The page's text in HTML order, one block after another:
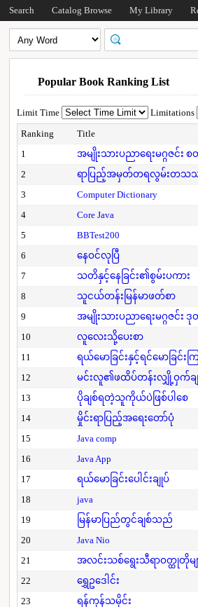
Search Catalog Browse My Library
Popular Book Ranking List
Limit Time
Limitations
Ranking
Title
1
အမျိုးသားပညာရေးမဂ္ဂဇင်း
2
ရာပြည့်အမှတ်တရလွမ်းတသ
3
Computer Dictionary
4
Core Java
5
BBTest200
6
နေဝင်လုပြီ
7
သတိနှင့်နေခြင်း၏စွမ်းပကား
8
သူငယ်တန်းမြန်မာဖတ်စာ
9
အမျိုးသားပညာရေးမဂ္ဂဇင်း
10
လူလေးသို့ပေးစာ
11
ရယ်မောခြင်းနှင့်ရင်မောခြင်
12
မင်းလူ၏ဖထိပ်တန်းလျှို့ဝှက်ချ
13
ပိုချစ်ရတဲ့သူကိုယ်ပဲဖြစ်ပါစေ
14
မှိုင်းရာပြည့်အရေးတော်ပုံ
15
Java comp
16
Java App
17
ရယ်မောခြင်းပေါင်းချုပ်
18
java
19
မြန်မာပြည်တွင်ချစ်သည်
20
Java Nio
21
အလင်းသစ်ရွေးသီရာဝတ္ထုတိုမျ
22
ရွှေဥဒေါင်း
23
ရန်ကုန်သမိုင်း